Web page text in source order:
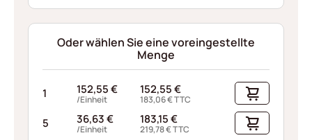
Oder wählen Sie eine voreingestellte
Menge
1 152,55€
/Einheit
152,55€
183,06€TTC
5 36,63€
/Einheit
183,15€
219,78€TTC